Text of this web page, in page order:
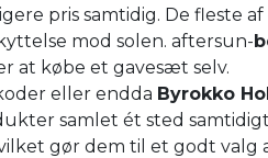
pris samtidig. De fleste
mod solen. aftersun-
at købe et gavesæt selv.
eller endda Byrokko
samlet ét sted
gør dem til et godt